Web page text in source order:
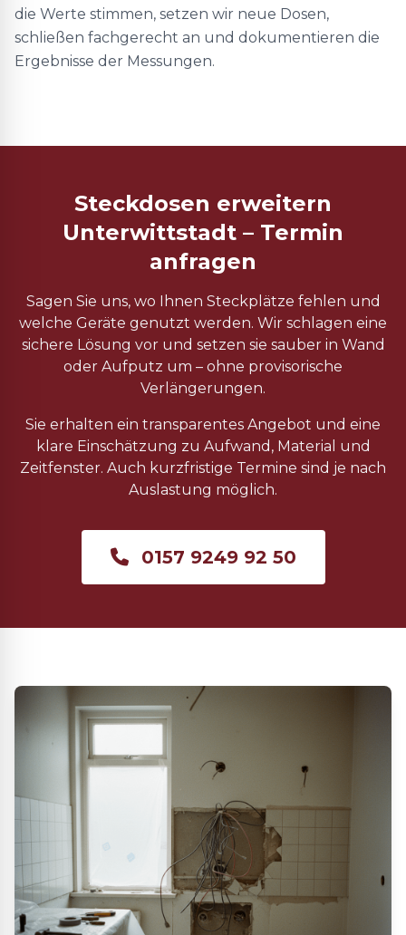
die Werte stimmen, setzen wir neue Dosen,
schließen fachgerecht an und dokumentieren die
Ergebnisse der Messungen.
Steckdosen erweitern
Unterwittstadt – Termin
anfragen
Sagen Sie uns, wo Ihnen Steckplätze fehlen und
welche Geräte genutzt werden. Wir schlagen eine
sichere Lösung vor und setzen sie sauber in Wand
oder Aufputz um – ohne provisorische
Verlängerungen.
Sie erhalten ein transparentes Angebot und eine
klare Einschätzung zu Aufwand, Material und
Zeitfenster. Auch kurzfristige Termine sind je nach
Auslastung möglich.
0157 9249 92 50